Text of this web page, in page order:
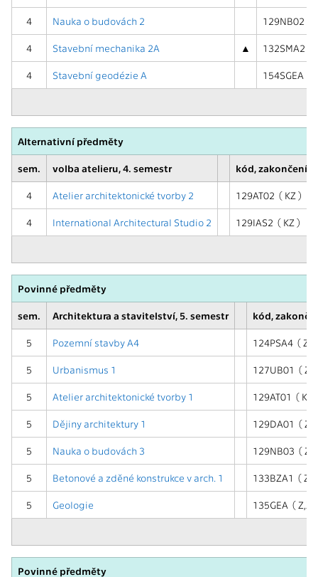
4 Nauka o budovách 2 129NB02 (
4 Stavební mechanika 2A ▲ 132SMA2 (
4 Stavební geodézie A 154SGEA (
Alternativní předměty
sem. volba atelieru, 4. semestr kód, zakončení
4 Atelier architektonické tvorby 2 129AT02 ( KZ )
4 International Architectural Studio 2 129IAS2 ( KZ )
Povinné předměty
sem. Architektura a stavitelství, 5. semestr kód,
5 Pozemní stavby A4 124PSA4 (
5 Urbanismus 1 127UB01 (
5 Atelier architektonické tvorby 1 129AT01 ( KZ )
5 Dějiny architektury 1 129DA01 ( ZK
5 Nauka o budovách 3 129NB03 ( Z )
5 Betonové a zděné konstrukce v arch. 1 133BZA1 (
5 Geologie 135GEA (
Povinné předměty